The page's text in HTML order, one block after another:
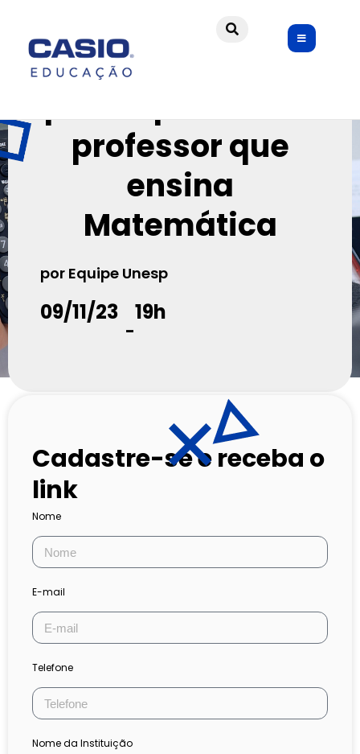
Discutindo
possibilidades
professor que
ensina
Matemática
por Equipe Unesp
09/11/23
-
19h
Cadastre-se e receba o
link
Nome
E-mail
Telefone
Nome da Instituição